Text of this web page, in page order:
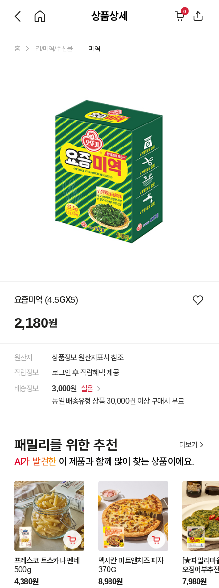
상품상세 0
홈 김/미역/수산물 미역
요즘미역 (4.5GX5)
2,180원
원산지
상품정보 원산지표시 참조
적립정보
로그인 후 적립혜택 제공
배송정보
3,000원 실온
동일 배송유형 상품 30,000원 이상 구매시 무료
패밀리를 위한 추천 더보기
AI가 발견한 이 제품과 함께 많이 찾는 상품이에요.
프레스코 토스카나 펜네
500g
4,380원
멕시칸 미트앤치즈 피자
370G
8,980원
[★패밀리마
오징어부추
7,980원